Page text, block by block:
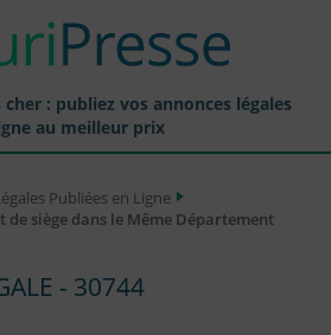
: publiez vos annonces légales
au meilleur prix
Légales
Publiées en Ligne
de siège dans le Même Département
- 30744